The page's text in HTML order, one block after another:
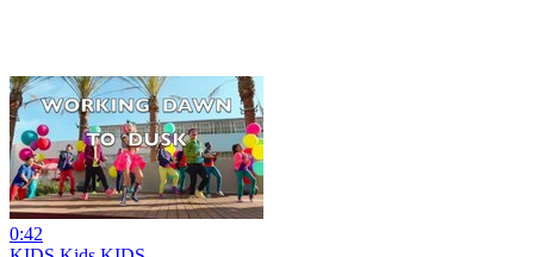
0:42